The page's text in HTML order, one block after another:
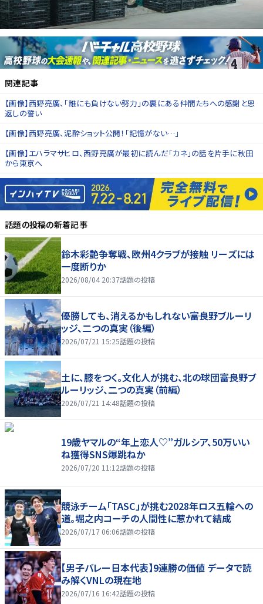
関連記事
【画像】西野亮廣、「誰にも負けない努力」の裏にある仲間たちへの感謝と恩
返しの誓い
【画像】西野亮廣、泥酔ショット公開！「記憶がない…」
【画像】エハラマサヒロ、西野亮廣が最初に読んだ「カネ」の話を片手に秋田
から東京へ
話題の投稿の新着記事
鈴木彩艶争奪戦、欧州4クラブが接触 リーズには
一度断りか
2026/08/04 20:37話題の投稿
優勝しても、消えるかもしれない――富良野ブルーリ
ッジ、二つの真実（後編）
2026/07/21 15:25話題の投稿
土に、膝をつく。文化人が挑む、北の球団――富良野ブ
ルーリッジ、二つの真実（前編）
2026/07/21 14:48話題の投稿
19歳ヤマルの“年上恋人♡”ガルシア、50万いい
ね獲得SNS爆跳ねか
2026/07/20 11:12話題の投稿
競泳チーム「TASC」が挑む2028年ロス五輪への
道。堀之内コーチの人間性に惹かれて結成
2026/07/17 06:06話題の投稿
【男子バレー日本代表】9連勝の価値 データで読
み解くVNLの現在地
2026/07/16 16:42話題の投稿